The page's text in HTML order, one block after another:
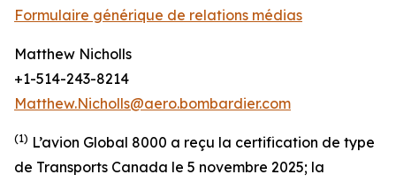
Formulaire générique de relations médias
Matthew Nicholls
+1-514-243-8214
Matthew.Nicholls@aero.bombardier.com
(1) L’avion Global 8000 a reçu la certification de type
de Transports Canada le 5 novembre 2025; la